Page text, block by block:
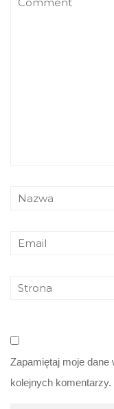
Zapamiętaj moje dane
kolejnych komentarzy.